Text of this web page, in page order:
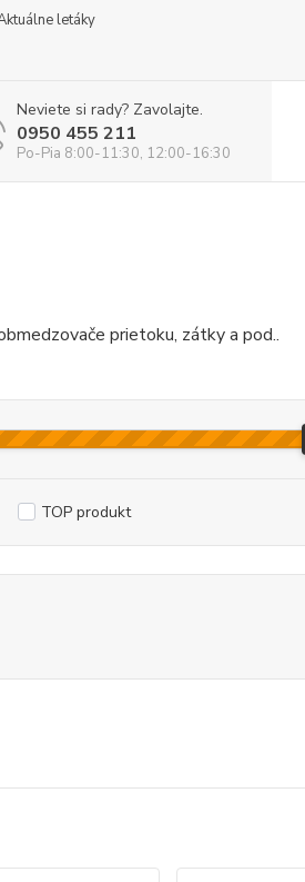
letáky
Neviete si rady? Zavolajte.
0950 455 211
Po-Pia 8:00-11:30, 12:00-16:30
prietoku, zátky a pod..
TOP produkt